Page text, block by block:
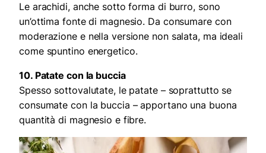
Le arachidi, anche sotto forma di burro, sono
un’ottima fonte di magnesio. Da consumare con
moderazione e nella versione non salata, ma ideali
come spuntino energetico.
10. Patate con la buccia
Spesso sottovalutate, le patate – soprattutto se
consumate con la buccia – apportano una buona
quantità di magnesio e fibre.